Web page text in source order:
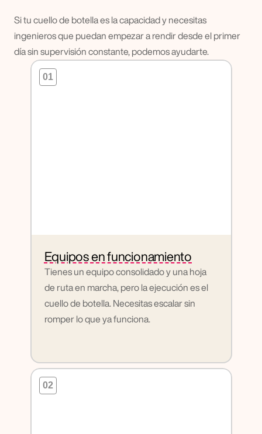
Si tu cuello de botella es la capacidad y necesitas
ingenieros que puedan empezar a rendir desde el primer
día sin supervisión constante, podemos ayudarte.
01
Equipos en funcionamiento
Tienes un equipo consolidado y una hoja
de ruta en marcha, pero la ejecución es el
cuello de botella. Necesitas escalar sin
romper lo que ya funciona.
02